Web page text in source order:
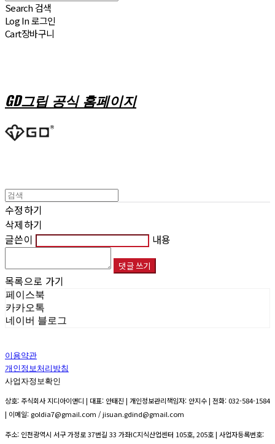
Search 검색
Log In로그인
Cart장바구니
GD그립 공식 홈페이지
수정하기
삭제하기
글쓴이
내용
댓글 쓰기
목록으로 가기
페이스북
카카오톡
네이버 블로그
이용약관
개인정보처리방침
사업자정보확인
상호: 주식회사 지디아이앤디 | 대표: 안태진 | 개인정보관리책임자: 안지수 | 전화: 032-584-1584
| 이메일: goldia7@gmail.com / jisuan.gdind@gmail.com
주소: 인천광역시 서구 가정로 37번길 33 가좌IC지식산업센터 105호, 205호 | 사업자등록번호: